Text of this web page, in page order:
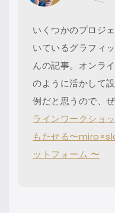
いくつかのプロジ
いているグラフィ
んの記事。オンラ
のように活かして
例だと思うので、
ラインワークショ
もたせる〜
ットフォーム 〜